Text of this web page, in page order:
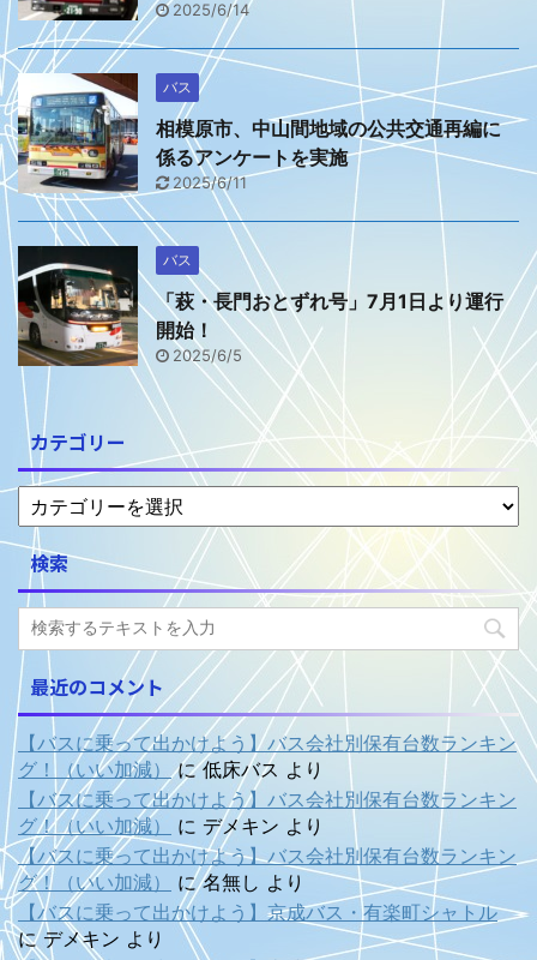
2025/6/14
バス
相模原市、中山間地域の公共交通再編に
係るアンケートを実施
2025/6/11
バス
「萩・長門おとずれ号」7月1日より運行
開始！
2025/6/5
カテゴリー
検索
最近のコメント
【バスに乗って出かけよう】バス会社別保有台数ランキン
グ！（いい加減） に低床バス より
【バスに乗って出かけよう】バス会社別保有台数ランキン
グ！（いい加減）
に デメキン より
【バスに乗って出かけよう】バス会社別保有台数ランキン
グ！（いい加減）
に名無し より
【バスに乗って出かけよう】京成バス・有楽町シャトル
にデメキン より